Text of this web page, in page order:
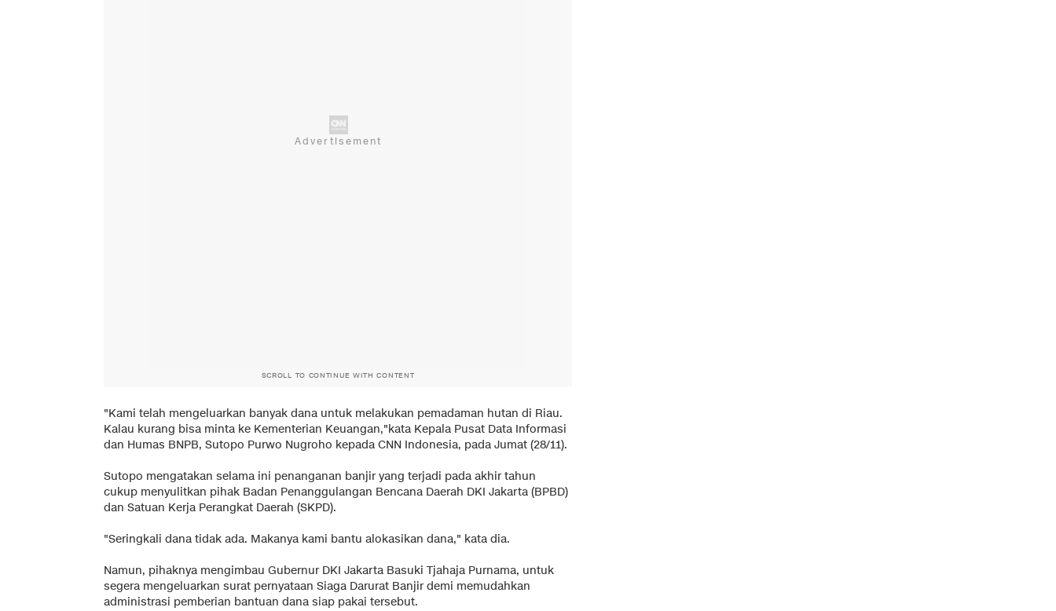
SCROLL TO CONTINUE WITH CONTENT
"Kami telah mengeluarkan banyak dana untuk melakukan pemadaman hutan di Riau.
Kalau kurang bisa minta ke Kementerian Keuangan,"kata Kepala Pusat Data Informasi
dan Humas BNPB, Sutopo Purwo Nugroho kepada CNN Indonesia, pada Jumat (28/11).
Sutopo mengatakan selama ini penanganan banjir yang terjadi pada akhir tahun
cukup menyulitkan pihak Badan Penanggulangan Bencana Daerah DKI Jakarta (BPBD)
dan Satuan Kerja Perangkat Daerah (SKPD).
"Seringkali dana tidak ada. Makanya kami bantu alokasikan dana," kata dia.
Namun, pihaknya mengimbau Gubernur DKI Jakarta Basuki Tjahaja Purnama, untuk
segera mengeluarkan surat pernyataan Siaga Darurat Banjir demi memudahkan
administrasi pemberian bantuan dana siap pakai tersebut.